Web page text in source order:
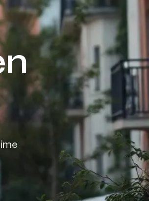
Toulouse
Lyon
Marseille